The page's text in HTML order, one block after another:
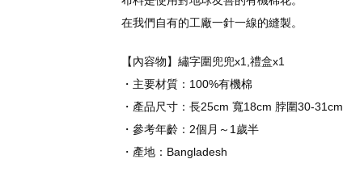
在我們自有的工廠一針一線的縫製。
【內容物】繡字圍兜兜x1,禮盒x1
・主要材質：100%有機棉
・產品尺寸：長25cm 寬18cm 脖圍30-31cm
・參考年齡：2個月～1歲半
・產地：Bangladesh